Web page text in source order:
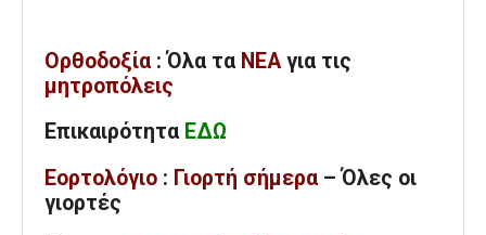
Ορθοδοξία : Όλα τα ΝΕΑ για τις
μητροπόλεις
Επικαιρότητα ΕΔΩ
Εορτολόγιο : Γιορτή σήμερα – Όλες οι
γιορτές